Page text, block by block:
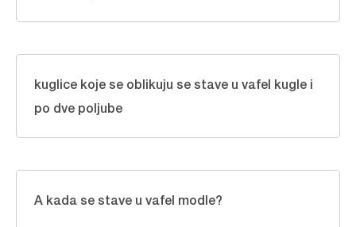
kuglice koje se oblikuju se stave u vafel kugle i
po dve poljube
A kada se stave u vafel modle?